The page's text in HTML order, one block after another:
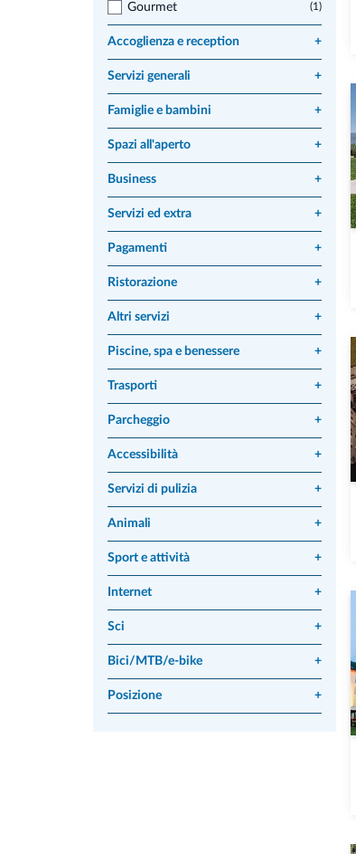
Gourmet (1)
Accoglienza e reception +
Servizi generali +
Famiglie e bambini +
Spazi all'aperto +
Business +
Servizi ed extra +
Pagamenti +
Ristorazione +
Altri servizi +
Piscine, spa e benessere +
Trasporti +
Parcheggio +
Accessibilità +
Servizi di pulizia +
Animali +
Sport e attività +
Internet +
Sci +
Bici/MTB/e-bike +
Posizione +